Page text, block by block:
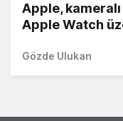
Apple,
Apple Watch
Gözde Ulukan